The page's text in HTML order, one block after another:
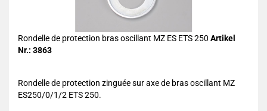
Rondelle de protection bras oscillant MZ ES ETS 250 Artikel
Nr.: 3863
Rondelle de protection zinguée sur axe de bras oscillant MZ
ES250/0/1/2 ETS 250.